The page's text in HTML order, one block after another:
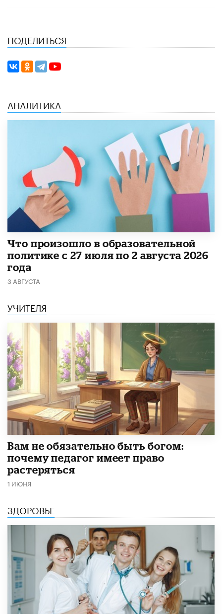
ПОДЕЛИТЬСЯ
АНАЛИТИКА
​Что произошло в образовательной
политике с 27 июля по 2 августа 2026
года
3 АВГУСТА
УЧИТЕЛЯ
​Вам не обязательно быть богом:
почему педагог имеет право
растеряться
1 ИЮНЯ
ЗДОРОВЬЕ